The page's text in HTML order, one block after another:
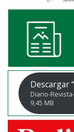
Descargar
Diario-
9,45 MB